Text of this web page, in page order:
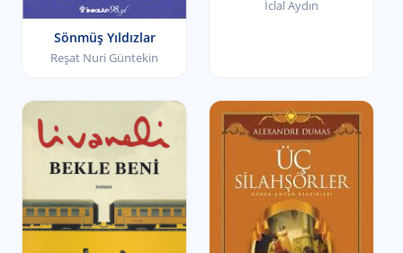
Sönmüş Yıldızlar
Reşat Nuri Güntekin
İclal Aydın